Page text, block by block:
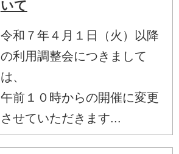
いて
令和７年４月１日（火）以降
の利用調整会につきまして
は、
午前１０時からの開催に変更
させていただきます...